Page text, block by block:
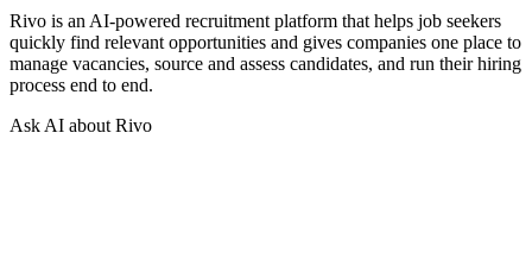
Rivo is an AI-powered recruitment platform that helps job seekers
quickly find relevant opportunities and gives companies one place to
manage vacancies, source and assess candidates, and run their hiring
process end to end.
Ask AI about Rivo